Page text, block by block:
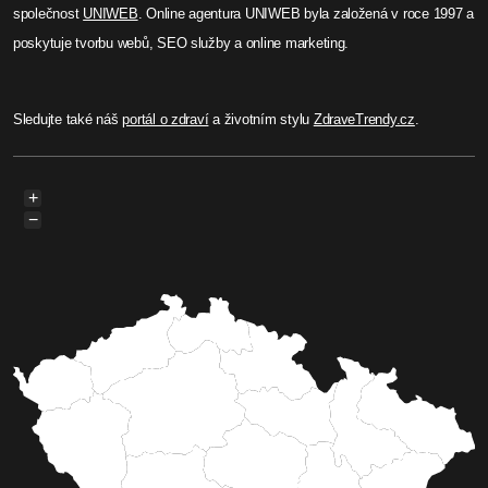
společnost UNIWEB . Online agentura UNIWEB byla založená v roce 1997 a
poskytuje tvorbu webů, SEO služby a online marketing.
Sledujte také nášportál o zdravía životním stylu ZdraveTrendy.cz
+
−